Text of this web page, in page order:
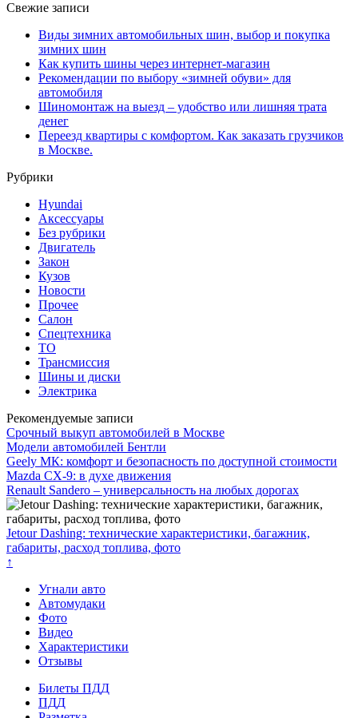
Свежие записи
Виды зимних автомобильных шин, выбор и покупка
зимних шин
Как купить шины через интернет-магазин
Рекомендации по выбору «зимней обуви» для
автомобиля
Шиномонтаж на выезд – удобство или лишняя трата
денег
Переезд квартиры с комфортом. Как заказать грузчиков
в Москве.
Рубрики
Hyundai
Аксессуары
Без рубрики
Двигатель
Закон
Кузов
Новости
Прочее
Салон
Спецтехника
ТО
Трансмиссия
Шины и диски
Электрика
Рекомендуемые записи
Срочный выкуп автомобилей в Москве
Модели автомобилей Бентли
Geely МК: комфорт и безопасность по доступной стоимости
Mazda CX-9: в духе движения
Renault Sandero – универсальность на любых дорогах
Jetour Dashing: технические характеристики, багажник,
габариты, расход топлива, фото
↑
Угнали авто
Автомудаки
Фото
Видео
Характеристики
Отзывы
Билеты ПДД
ПДД